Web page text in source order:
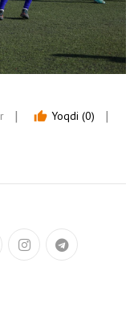
thumb_up Yoqdi (0)